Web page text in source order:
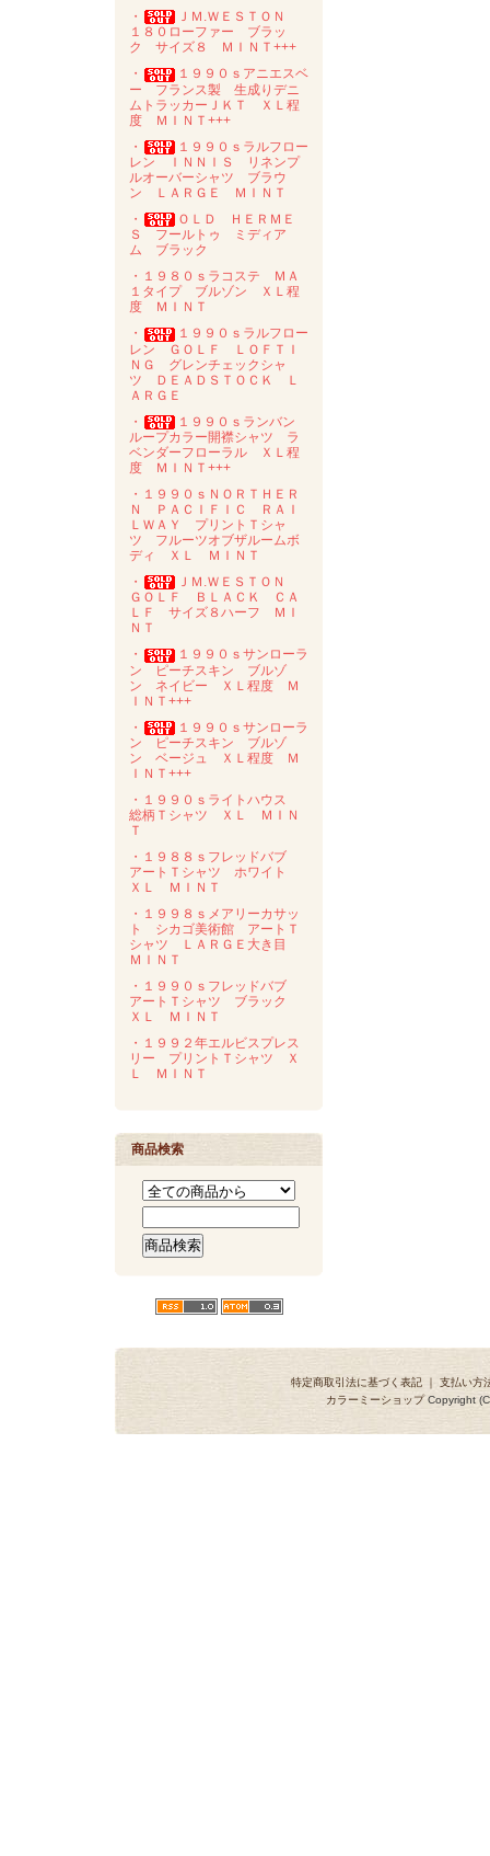
・
ＪＭ.ＷＥＳＴＯＮ
１８０ローファー ブラッ
ク サイズ８ ＭＩＮＴ+++
・
１９９０ｓアニエスベ
ー フランス製 生成りデニ
ムトラッカーＪＫＴ ＸＬ程
度 ＭＩＮＴ+++
・
１９９０ｓラルフロー
レン ＩＮＮＩＳ リネンプ
ルオーバーシャツ ブラウ
ン ＬＡＲＧＥ ＭＩＮＴ
・
ＯＬＤ ＨＥＲＭＥ
Ｓ フールトゥ ミディア
ム ブラック
・１９８０ｓラコステ ＭＡ
１タイプ ブルゾン ＸＬ程
度 ＭＩＮＴ
・
１９９０ｓラルフロー
レン ＧＯＬＦ ＬＯＦＴＩ
ＮＧ グレンチェックシャ
ツ ＤＥＡＤＳＴＯＣＫ Ｌ
ＡＲＧＥ
・
１９９０ｓランバン
ループカラー開襟シャツ ラ
ベンダーフローラル ＸＬ程
度 ＭＩＮＴ+++
・１９９０ｓＮＯＲＴＨＥＲ
Ｎ ＰＡＣＩＦＩＣ ＲＡＩ
ＬＷＡＹ プリントＴシャ
ツ フルーツオブザルームボ
ディ ＸＬ ＭＩＮＴ
・
ＪＭ.ＷＥＳＴＯＮ
ＧＯＬＦ ＢＬＡＣＫ ＣＡ
ＬＦ サイズ８ハーフ ＭＩ
ＮＴ
・
１９９０ｓサンローラ
ン ピーチスキン ブルゾ
ン ネイビー ＸＬ程度 Ｍ
ＩＮＴ+++
・
１９９０ｓサンローラ
ン ピーチスキン ブルゾ
ン ベージュ ＸＬ程度 Ｍ
ＩＮＴ+++
・１９９０ｓライトハウス
総柄Ｔシャツ ＸＬ ＭＩＮ
Ｔ
・１９８８ｓフレッドバブ
アートＴシャツ ホワイト
ＸＬ ＭＩＮＴ
・１９９８ｓメアリーカサッ
ト シカゴ美術館 アートＴ
シャツ ＬＡＲＧＥ大き目
ＭＩＮＴ
・１９９０ｓフレッドバブ
アートＴシャツ ブラック
ＸＬ ＭＩＮＴ
・１９９２年エルビスプレス
リー プリントＴシャツ Ｘ
Ｌ ＭＩＮＴ
商品検索
特定商取引法に基づく表記 ｜ 支払い方
カラーミーショップCopyright